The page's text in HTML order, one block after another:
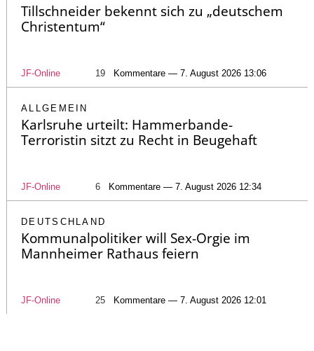
Tillschneider bekennt sich zu „deutschem
Christentum“
JF-Online 19 Kommentare — 7. August 2026 13:06
ALLGEMEIN
Karlsruhe urteilt: Hammerbande-
Terroristin sitzt zu Recht in Beugehaft
JF-Online 6 Kommentare — 7. August 2026 12:34
DEUTSCHLAND
Kommunalpolitiker will Sex-Orgie im
Mannheimer Rathaus feiern
JF-Online 25 Kommentare — 7. August 2026 12:01